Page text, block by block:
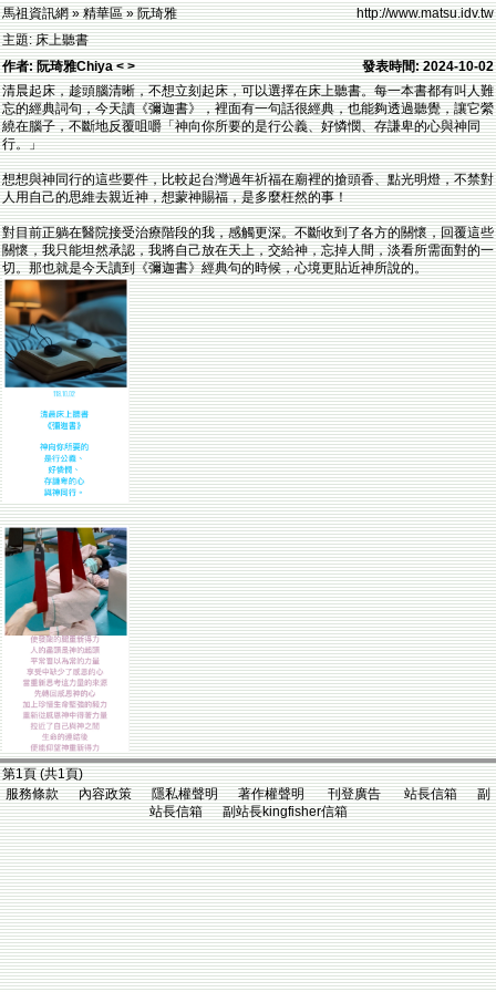
馬祖資訊網 » 精華區 » 阮琦雅
http://www.matsu.idv.tw
主題: 床上聽書
作者: 阮琦雅Chiya < >
發表時間: 2024-10-02
清晨起床，趁頭腦清晰，不想立刻起床，可以選擇在床上聽書。每一本書都有叫人難
忘的經典詞句，今天讀《彌迦書》，裡面有一句話很經典，也能夠透過聽覺，讓它縈
繞在腦子，不斷地反覆咀嚼「神向你所要的是行公義、好憐憫、存謙卑的心與神同
行。」
想想與神同行的這些要件，比較起台灣過年祈福在廟裡的搶頭香、點光明燈，不禁對
人用自己的思維去親近神，想蒙神賜福，是多麼枉然的事！
對目前正躺在醫院接受治療階段的我，感觸更深。不斷收到了各方的關懷，回覆這些
關懷，我只能坦然承認，我將自己放在天上，交給神，忘掉人間，淡看所需面對的一
切。那也就是今天讀到《彌迦書》經典句的時候，心境更貼近神所說的。
第1頁 (共1頁)
服務條款 內容政策 隱私權聲明 著作權聲明 刊登廣告 站長信箱 副
站長信箱 副站長kingfisher信箱